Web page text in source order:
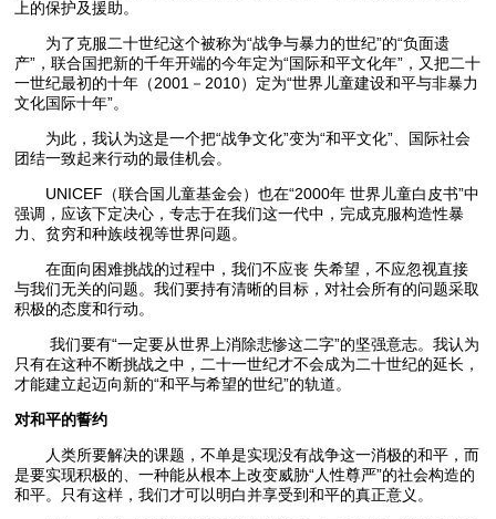
上的保护及援助。
为了克服二十世纪这个被称为“战争与暴力的世纪”的“负面遗
产”，联合国把新的千年开端的今年定为“国际和平文化年”，又把二十
一世纪最初的十年（2001－2010）定为“世界儿童建设和平与非暴力
文化国际十年”。
为此，我认为这是一个把“战争文化”变为“和平文化”、国际社会
团结一致起来行动的最佳机会。
UNICEF（联合国儿童基金会）也在“2000年 世界儿童白皮书”中
强调，应该下定决心，专志于在我们这一代中，完成克服构造性暴
力、贫穷和种族歧视等世界问题。
在面向困难挑战的过程中，我们不应丧 失希望，不应忽视直接
与我们无关的问题。我们要持有清晰的目标，对社会所有的问题采取
积极的态度和行动。
我们要有“一定要从世界上消除悲惨这二字”的坚强意志。我认为
只有在这种不断挑战之中，二十一世纪才不会成为二十世纪的延长，
才能建立起迈向新的“和平与希望的世纪”的轨道。
对和平的誓约
人类所要解决的课题，不单是实现没有战争这一消极的和平，而
是要实现积极的、一种能从根本上改变威胁“人性尊严”的社会构造的
和平。只有这样，我们才可以明白并享受到和平的真正意义。